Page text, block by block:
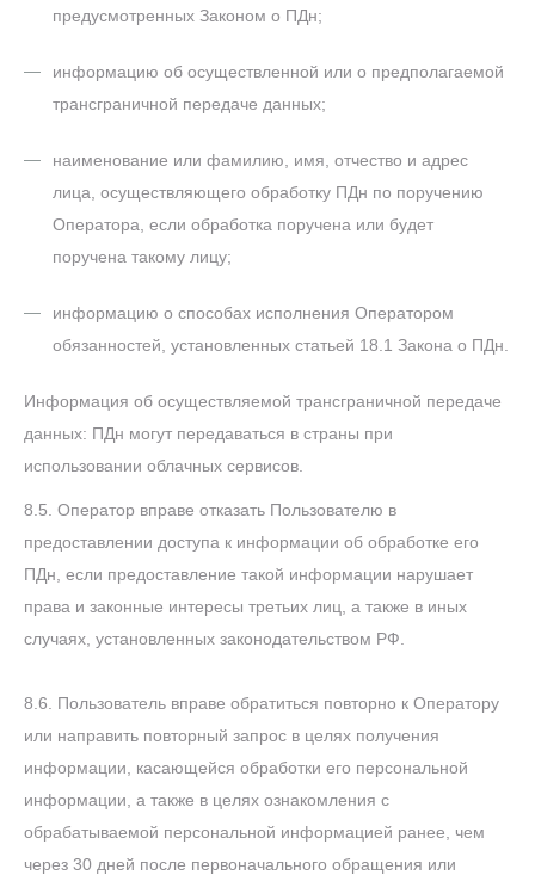
предусмотренных Законом о ПДн;
информацию об осуществленной или о предполагаемой
трансграничной передаче данных;
наименование или фамилию, имя, отчество и адрес
лица, осуществляющего обработку ПДн по поручению
Оператора, если обработка поручена или будет
поручена такому лицу;
информацию о способах исполнения Оператором
обязанностей, установленных статьей 18.1 Закона о ПДн.
Информация об осуществляемой трансграничной передаче
данных: ПДн могут передаваться в страны при
использовании облачных сервисов.
8.5. Оператор вправе отказать Пользователю в
предоставлении доступа к информации об обработке его
ПДн, если предоставление такой информации нарушает
права и законные интересы третьих лиц, а также в иных
случаях, установленных законодательством РФ.
8.6. Пользователь вправе обратиться повторно к Оператору
или направить повторный запрос в целях получения
информации, касающейся обработки его персональной
информации, а также в целях ознакомления с
обрабатываемой персональной информацией ранее, чем
через 30 дней после первоначального обращения или